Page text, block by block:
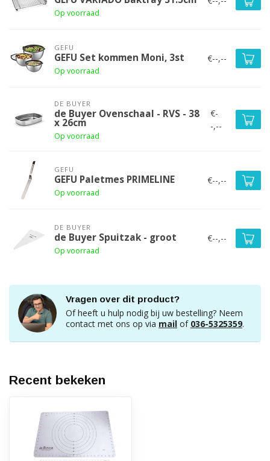
Op voorraad
GEFU
GEFU Set kommen Moni, 3st
Op voorraad
€--,--
DE BUYER
de Buyer Ovenschaal - RVS - 38
x 26cm
Op voorraad
€-
-,--
GEFU
GEFU Paletmes PRIMELINE
Op voorraad
€--,--
DE BUYER
de Buyer Spuitzak - groot
Op voorraad
€--,--
Vragen over dit product?
Of heeft u hulp nodig bij uw bestelling? Neem
contact met ons op via mail of 036-5325359.
Recent bekeken